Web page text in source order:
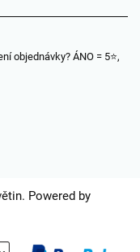
objednávky? ÁNO = 5⭐,
Powered by